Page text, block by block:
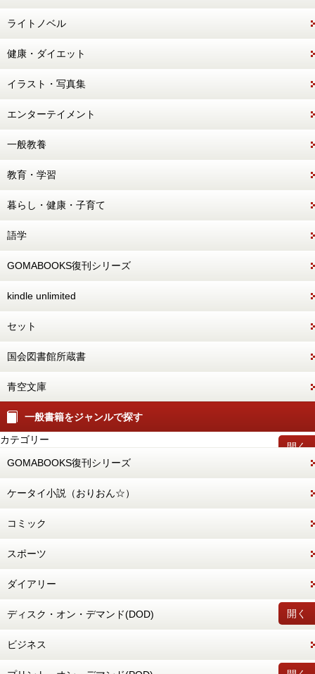
ライトノベル
健康・ダイエット
イラスト・写真集
エンターテイメント
一般教養
教育・学習
暮らし・健康・子育て
語学
GOMABOOKS復刊シリーズ
kindle unlimited
セット
国会図書館所蔵書
青空文庫
一般書籍をジャンルで探す
開く
カテゴリー
GOMABOOKS復刊シリーズ
ケータイ小説（おりおん☆）
コミック
スポーツ
ダイアリー
開く
ディスク・オン・デマンド(DOD)
ビジネス